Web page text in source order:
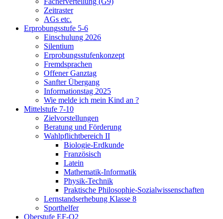
Zeitraster
AGs etc.
Erprobungsstufe 5-6
Einschulung 2026
Silentium
Erprobungsstufenkonzept
Fremdsprachen
Offener Ganztag
Sanfter Übergang
Informationstag 2025
Wie melde ich mein Kind an ?
Mittelstufe 7-10
Zielvorstellungen
Beratung und Förderung
Wahlpflichtbereich II
Biologie-Erdkunde
Französisch
Latein
Mathematik-Informatik
Physik-Technik
Praktische Philosophie-Sozialwissenschaften
Lernstandserhebung Klasse 8
Sporthelfer
Oberstufe EF-Q2